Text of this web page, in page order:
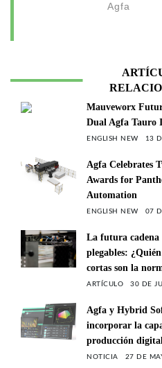
Agfa
Mauveworx
Dual Agfa Tauro
ENGLISH NEW 13
Agfa Celebrates
Awards for
Automation
ENGLISH NEW 07
La futura cadena
plegables:
cortas son la
ARTÍCULO 30 DE
Agfa y Hybrid
incorporar la
producción
NOTICIA 27 DE